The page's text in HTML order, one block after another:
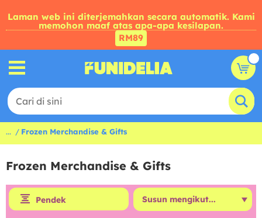
Laman web ini diterjemahkan secara automatik. Kami
memohon maaf atas apa-apa kesilapan.
RM89
... Frozen Merchandise & Gifts
Frozen Merchandise & Gifts
Pendek